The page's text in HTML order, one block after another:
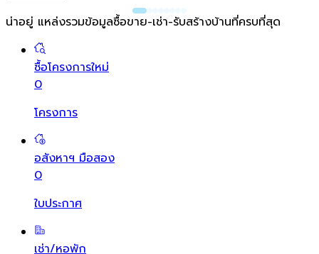
น่าอยู่ แหล่งรวมข้อมูลซื้อขาย-เช่า-รับสร้างบ้านที่ครบที่สุด
ซื้อโครงการใหม่
0
โครงการ
อสังหาฯ มือสอง
0
ใบประกาศ
เช่า/หอพัก